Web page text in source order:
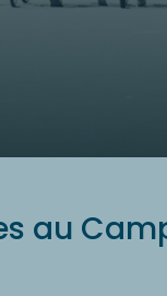
au